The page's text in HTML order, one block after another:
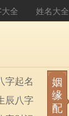
全 姓名大全
字起名
辰八字
姻
缘
配